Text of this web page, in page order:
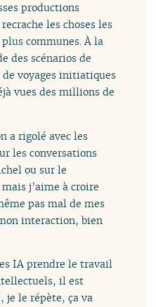
productions
les choses les
communes. À la
des scénarios de
voyages initiatiques
vues des millions de
a rigolé avec les
les conversations
ou sur le
j’aime à croire
pas mal de mes
interaction, bien
IA prendre le travail
il est
le répète, ça va